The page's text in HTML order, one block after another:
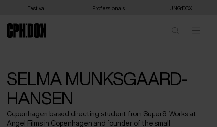
Festival Professionals UNG:DOX
SELMA MUNKSGAARD-
HANSEN
Copenhagen based directing student from Super8. Works at
Angel Films in Copenhagen and founder of the small